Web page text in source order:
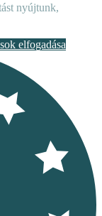
nyújtunk,
elfogadása